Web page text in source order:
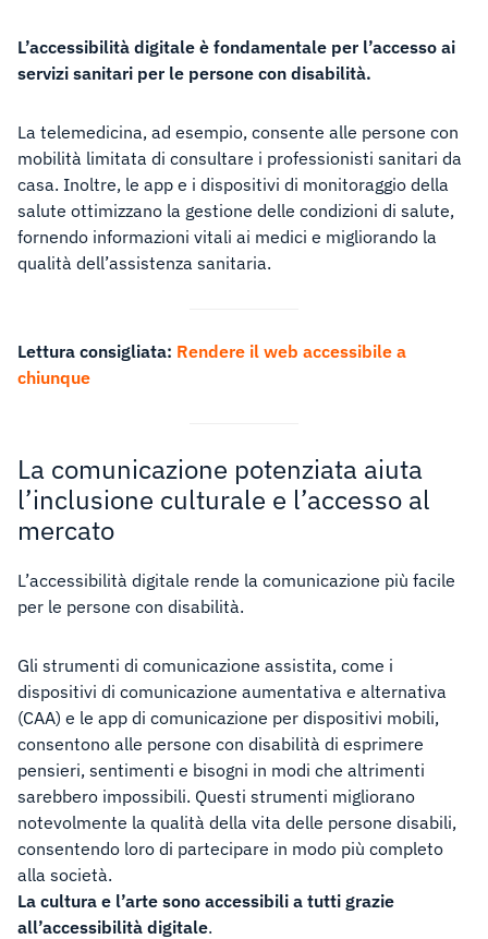
L’accessibilità digitale è fondamentale per l’accesso ai
servizi sanitari per le persone con disabilità.
La telemedicina, ad esempio, consente alle persone con
mobilità limitata di consultare i professionisti sanitari da
casa. Inoltre, le app e i dispositivi di monitoraggio della
salute ottimizzano la gestione delle condizioni di salute,
fornendo informazioni vitali ai medici e migliorando la
qualità dell’assistenza sanitaria.
Lettura consigliata: Rendere il web accessibile a
chiunque
La comunicazione potenziata aiuta
l’inclusione culturale e l’accesso al
mercato
L’accessibilità digitale rende la comunicazione più facile
per le persone con disabilità.
Gli strumenti di comunicazione assistita, come i
dispositivi di comunicazione aumentativa e alternativa
(CAA) e le app di comunicazione per dispositivi mobili,
consentono alle persone con disabilità di esprimere
pensieri, sentimenti e bisogni in modi che altrimenti
sarebbero impossibili. Questi strumenti migliorano
notevolmente la qualità della vita delle persone disabili,
consentendo loro di partecipare in modo più completo
alla società.
La cultura e l’arte sono accessibili a tutti grazie
all’accessibilità digitale.